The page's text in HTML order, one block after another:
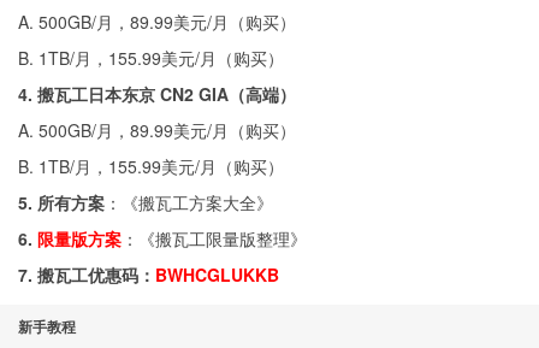
A. 500GB/月，89.99美元/月（购买）
B. 1TB/月，155.99美元/月（购买）
4. 搬瓦工日本东京 CN2 GIA（高端）
A. 500GB/月，89.99美元/月（购买）
B. 1TB/月，155.99美元/月（购买）
5. 所有方案 ：《搬瓦工方案大全》
6. 限量版方案 ：《搬瓦工限量版整理》
7. 搬瓦工优惠码： BWHCGLUKKB
新手教程